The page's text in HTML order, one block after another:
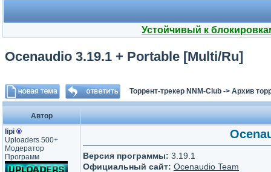
Устойчивый к
Ocenaudio 3.19.1 + Portable [Multi/Ru]
Торрент-трекер NNM-Club -> Архив
Автор
lipi ®
Uploaders 500+
Модератор
Программ
Версия программы: 3.19.1
Официальный сайт: Ocenaudio Team